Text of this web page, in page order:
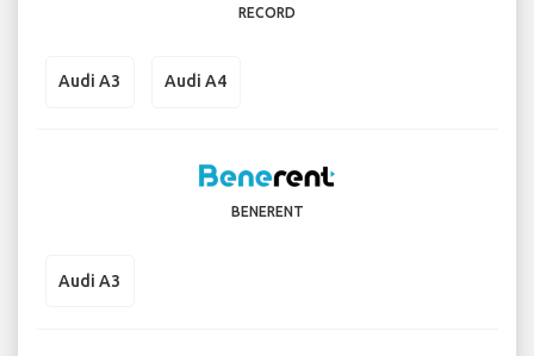
RECORD
Audi A3 Audi A4
BENERENT
Audi A3